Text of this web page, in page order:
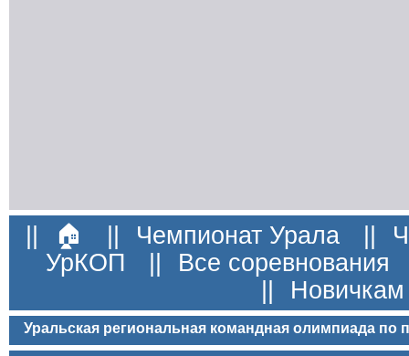
|| 🏠 || Чемпионат Урала ||
УрКОП
|| Все соревнования
||
Новичкам
Уральская региональная командная олимпиада по